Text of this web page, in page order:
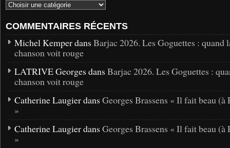
COMMENTAIRES RÉCENTS
Michel Kemper dans Barjac 2026. Les Goguettes : quand
chanson voit rouge
LATRIVE Georges dans Barjac 2026. Les Goguettes :
chanson voit rouge
Catherine Laugier dans Georges Brassens « Il fait beau (à
»
Catherine Laugier dans Georges Brassens « Il fait beau (à
»